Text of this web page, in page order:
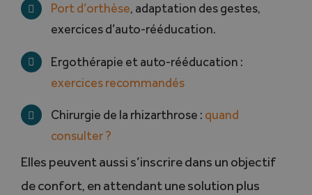
Port d’orthèse, adaptation des gestes,
exercices d’auto-rééducation.
Ergothérapie et auto-rééducation :
exercices recommandés
Chirurgie de la rhizarthrose : quand
consulter ?
Elles peuvent aussi s’inscrire dans un objectif
de confort, en attendant une solution plus